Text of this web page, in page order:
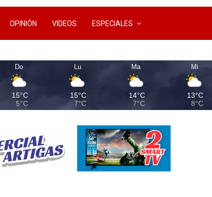
OPINIÓN VIDEOS ESPECIALES
Do
15°C
5°C
Lu
15°C
7°C
Ma
14°C
7°C
Mi
13°C
8°C